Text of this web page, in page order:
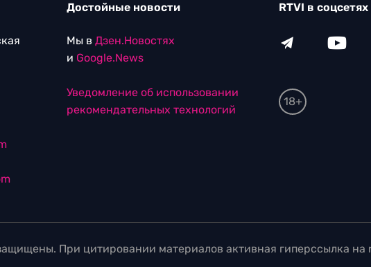
Достойные новости
Мы в Дзен.Новостях
и Google.News
Уведомление об использовании
рекомендательных технологий
RTVI в соцсетях
18+
При цитировании материалов активная гиперссылка на